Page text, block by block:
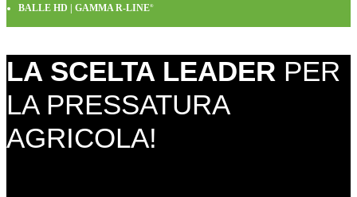
BALLE HD | GAMMA R-LINE®
LA SCELTA LEADER PER
LA PRESSATURA
AGRICOLA!